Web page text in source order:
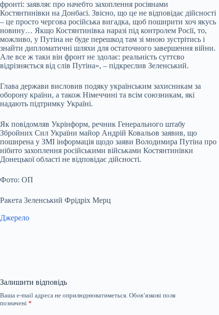
фронті: заявляє про начебто захоплення росіянами
Костянтинівки на Донбасі. Звісно, що це не відповідає дійсності
– це просто чергова російська вигадка, щоб поширити хоч якусь
новину… Якщо Костянтинівка наразі під контролем Росії, то,
можливо, у Путіна не буде перешкод там зі мною зустрітись і
знайти дипломатичні шляхи для остаточного завершення війни.
Але все ж таки він фронт не здолає: реальність суттєво
відрізняється від слів Путіна», – підкреслив Зеленський.
Глава держави висловив подяку українським захисникам за
оборону країни, а також Німеччині та всім союзникам, які
надають підтримку Україні.
Як повідомляв Укрінформ, речник Генерального штабу
Збройних Сил України майор Андрій Ковальов заявив, що
поширена у ЗМІ інформація щодо заяви Володимира Путіна про
нібито захоплення російськими військами Костянтинівки
Донецької області не відповідає дійсності.
Фото: ОП
Ракета Зеленський Фрідріх Мерц
Джерело
Залишити відповідь
Ваша e-mail адреса не оприлюднюватиметься. Обов’язкові поля
позначені *